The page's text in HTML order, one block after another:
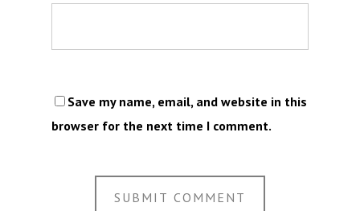
Save my name, email, and website in this
browser for the next time I comment.